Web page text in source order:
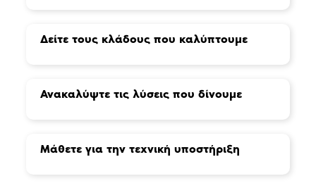
Δείτε τους κλάδους που καλύπτουμε
Ανακαλύψτε τις λύσεις που δίνουμε
Μάθετε για την τεχνική υποστήριξη